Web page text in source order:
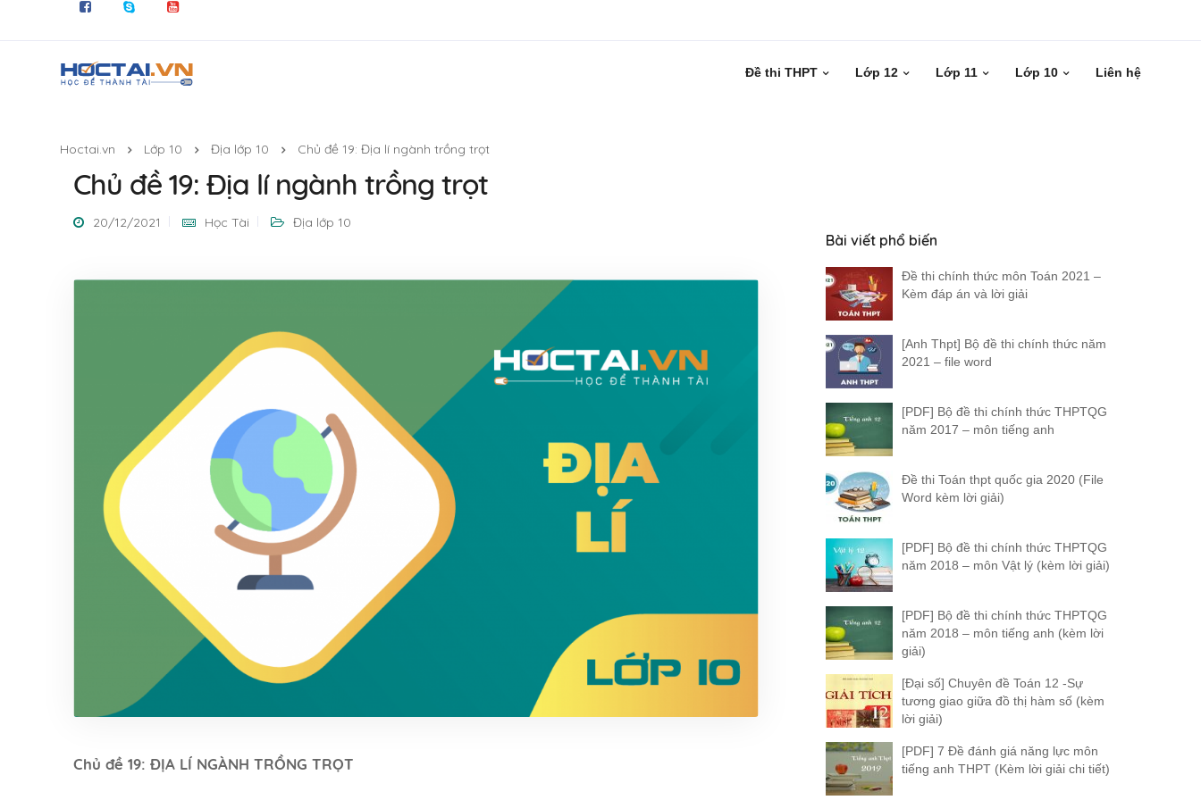
Đề thi THPT Lớp 12 Lớp 11 Lớp 10 Liên hệ
Hoctai.vn Lớp 10 Địa lớp 10 Chủ đề 19: Địa lí ngành trồng trọt
Chủ đề 19: Địa lí ngành trồng trọt
20/12/2021 Học Tài Địa lớp 10
Chủ đề 19: ĐỊA LÍ NGÀNH TRỒNG TRỌT
Bài viết phổ biến
Đề thi chính thức môn Toán 2021 –
Kèm đáp án và lời giải
[Anh Thpt] Bộ đề thi chính thức năm
2021 – file word
[PDF] Bộ đề thi chính thức THPTQG
năm 2017 – môn tiếng anh
Đề thi Toán thpt quốc gia 2020 (File
Word kèm lời giải)
[PDF] Bộ đề thi chính thức THPTQG
năm 2018 – môn Vật lý (kèm lời giải)
[PDF] Bộ đề thi chính thức THPTQG
năm 2018 – môn tiếng anh (kèm lời
giải)
[Đại số] Chuyên đề Toán 12 -Sự
tương giao giữa đồ thị hàm số (kèm
lời giải)
[PDF] 7 Đề đánh giá năng lực môn
tiếng anh THPT (Kèm lời giải chi tiết)